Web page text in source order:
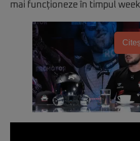
mai funcționeze în timpul